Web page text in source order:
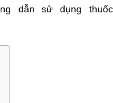
dẫn sử dụng thuốc